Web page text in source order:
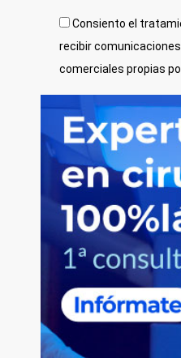
Consiento el
recibir
comerciales propias